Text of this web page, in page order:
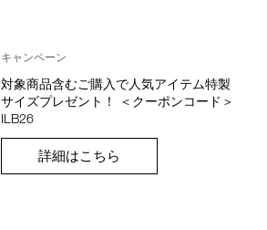
キャンペーン
対象商品含むご購入で人気アイテム特製
サイズプレゼント！ ＜クーポンコード＞
ILB26
詳細はこちら